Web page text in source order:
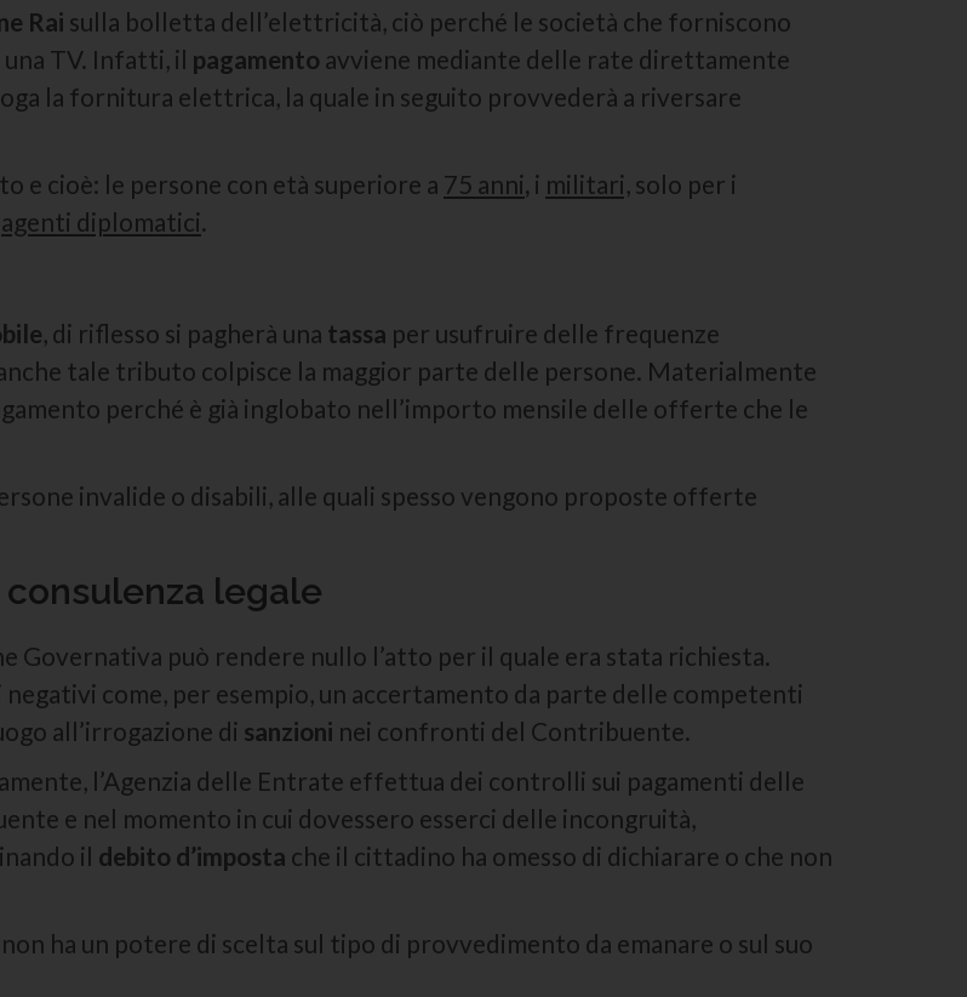
Rai sulla bolletta dell’elettricità, ciò perché le società che forniscono
TV. Infatti, il pagamento avviene mediante delle rate direttamente
la fornitura elettrica, la quale in seguito provvederà a riversare
e cioè: le persone con età superiore a 75 anni, i militari, solo per i
agenti diplomatici.
, di riflesso si pagherà una tassa per usufruire delle frequenze
tale tributo colpisce la maggior parte delle persone. Materialmente
perché è già inglobato nell’importo mensile delle offerte che le
invalide o disabili, alle quali spesso vengono proposte offerte
legale
Governativa può rendere nullo l’atto per il quale era stata richiesta.
come, per esempio, un accertamento da parte delle competenti
all’irrogazione di sanzioni nei confronti del Contribuente.
l’Agenzia delle Entrate effettua dei controlli sui pagamenti delle
e nel momento in cui dovessero esserci delle incongruità,
il debito d’imposta che il cittadino ha omesso di dichiarare o che non
ha un potere di scelta sul tipo di provvedimento da emanare o sul suo